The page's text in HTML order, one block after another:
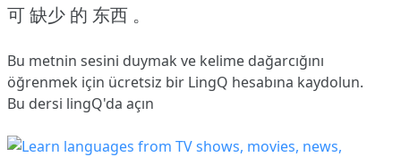
可 缺少 的 东西 。
Bu metnin sesini duymak ve kelime dağarcığını
öğrenmek için ücretsiz bir LingQ hesabına kaydolun.
Bu dersi lingQ'da açın